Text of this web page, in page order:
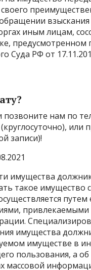
иным лицам,
предусмотренном
Суда РФ от
позвоните нам по
или
записи)!
имущества
такое имущество
путем
привлекаемыми
имущества
имуществе в
пользования, а
массовой